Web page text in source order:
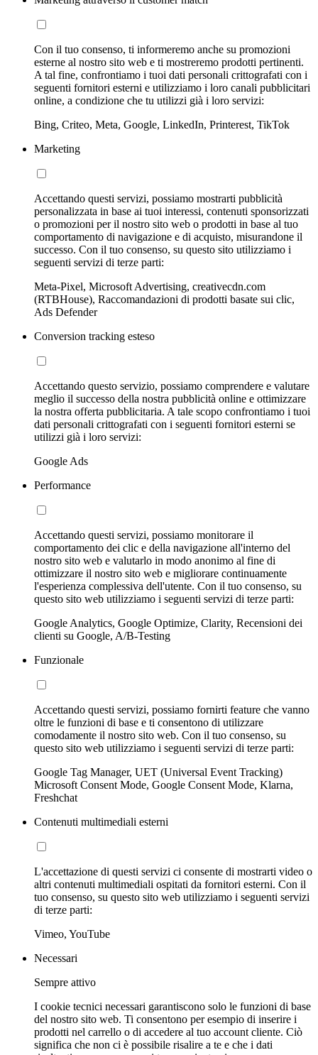
Con il tuo consenso, ti informeremo anche su promozioni
esterne al nostro sito web e ti mostreremo prodotti pertinenti.
A tal fine, confrontiamo i tuoi dati personali crittografati con i
seguenti fornitori esterni e utilizziamo i loro canali pubblicitari
online, a condizione che tu utilizzi già i loro servizi:
Bing, Criteo, Meta, Google, LinkedIn, Printerest, TikTok
Marketing
Accettando questi servizi, possiamo mostrarti pubblicità
personalizzata in base ai tuoi interessi, contenuti sponsorizzati
o promozioni per il nostro sito web o prodotti in base al tuo
comportamento di navigazione e di acquisto, misurandone il
successo. Con il tuo consenso, su questo sito utilizziamo i
seguenti servizi di terze parti:
Meta-Pixel, Microsoft Advertising, creativecdn.com
(RTBHouse), Raccomandazioni di prodotti basate sui clic,
Ads Defender
Conversion tracking esteso
Accettando questo servizio, possiamo comprendere e valutare
meglio il successo della nostra pubblicità online e ottimizzare
la nostra offerta pubblicitaria. A tale scopo confrontiamo i tuoi
dati personali crittografati con i seguenti fornitori esterni se
utilizzi già i loro servizi:
Google Ads
Performance
Accettando questi servizi, possiamo monitorare il
comportamento dei clic e della navigazione all'interno del
nostro sito web e valutarlo in modo anonimo al fine di
ottimizzare il nostro sito web e migliorare continuamente
l'esperienza complessiva dell'utente. Con il tuo consenso, su
questo sito web utilizziamo i seguenti servizi di terze parti:
Google Analytics, Google Optimize, Clarity, Recensioni dei
clienti su Google, A/B-Testing
Funzionale
Accettando questi servizi, possiamo fornirti feature che vanno
oltre le funzioni di base e ti consentono di utilizzare
comodamente il nostro sito web. Con il tuo consenso, su
questo sito web utilizziamo i seguenti servizi di terze parti:
Google Tag Manager, UET (Universal Event Tracking)
Microsoft Consent Mode, Google Consent Mode, Klarna,
Freshchat
Contenuti multimediali esterni
L'accettazione di questi servizi ci consente di mostrarti video o
altri contenuti multimediali ospitati da fornitori esterni. Con il
tuo consenso, su questo sito web utilizziamo i seguenti servizi
di terze parti:
Vimeo, YouTube
Necessari
Sempre attivo
I cookie tecnici necessari garantiscono solo le funzioni di base
del nostro sito web. Ti consentono per esempio di inserire i
prodotti nel carrello o di accedere al tuo account cliente. Ciò
significa che non ci è possibile risalire a te e che i dati